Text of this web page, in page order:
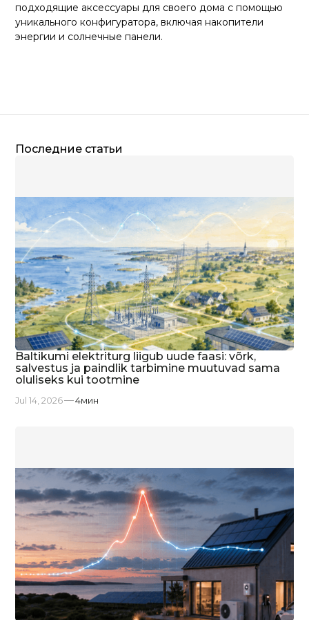
подходящие аксессуары для своего дома с помощью
уникального конфигуратора, включая накопители
энергии и солнечные панели.
Последние статьи
Baltikumi elektriturg liigub uude faasi: võrk,
salvestus ja paindlik tarbimine muutuvad sama
oluliseks kui tootmine
Jul 14, 2026 4мин